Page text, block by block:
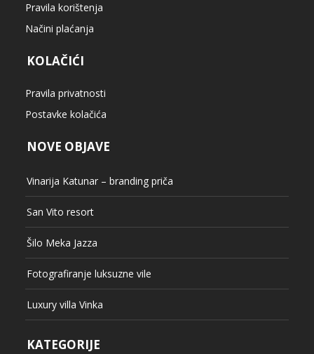
Pravila korištenja
Načini plaćanja
KOLAČIĆI
Pravila privatnosti
Postavke kolačića
NOVE OBJAVE
Vinarija Katunar – branding priča
San Vito resort
Šilo Meka Jazza
Fotografiranje luksuzne vile
Luxury villa Vinka
KATEGORIJE